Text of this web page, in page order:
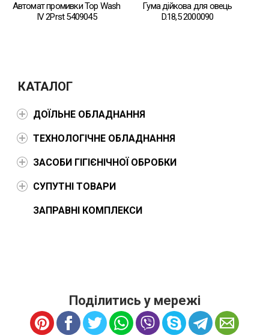
Автомат промивки Top Wash
IV 2Prst 5409045
Гума дійкова для овець
D.18,5 2000090
КАТАЛОГ
ДОЇЛЬНЕ ОБЛАДНАННЯ
ТЕХНОЛОГІЧНЕ ОБЛАДНАННЯ
ЗАСОБИ ГІГІЄНІЧНОЇ ОБРОБКИ
СУПУТНІ ТОВАРИ
ЗАПРАВНІ КОМПЛЕКСИ
Поділитись у мережі